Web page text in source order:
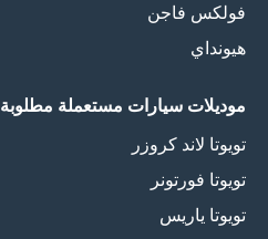
فولكس فاجن
هيونداي
موديلات سيارات مستعملة مطلوبة
تويوتا لاند كروزر
تويوتا فورتونر
تويوتا ياريس